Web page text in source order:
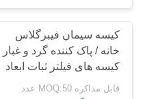
کیسه های
کیسه سیمان فیبرگلاس
خانه / پاک کننده گرد و غبار
کیسه های فیلتر ثبات ابعاد
قابل مذاکره MOQ:50 عدد